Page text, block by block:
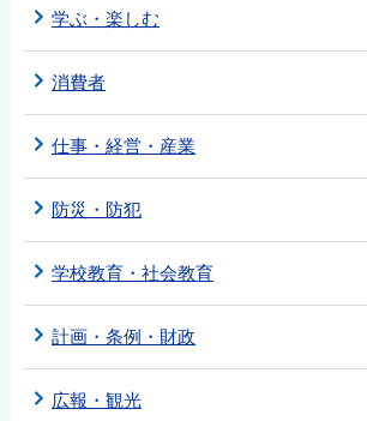
学ぶ・楽しむ
消費者
仕事・経営・産業
防災・防犯
学校教育・社会教育
計画・条例・財政
広報・観光